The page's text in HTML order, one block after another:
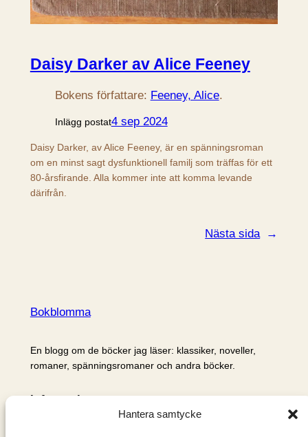
Hantera samtycke
Daisy Darker av Alice Feeney
Bokens författare: Feeney, Alice.
Inlägg postat4 sep 2024
Daisy Darker, av Alice Feeney, är en spänningsroman
om en minst sagt dysfunktionell familj som träffas för ett
80-årsfirande. Alla kommer inte att komma levande
därifrån.
Nästa sida →
Bokblomma
En blogg om de böcker jag läser: klassiker, noveller,
romaner, spänningsromaner och andra böcker.
Information